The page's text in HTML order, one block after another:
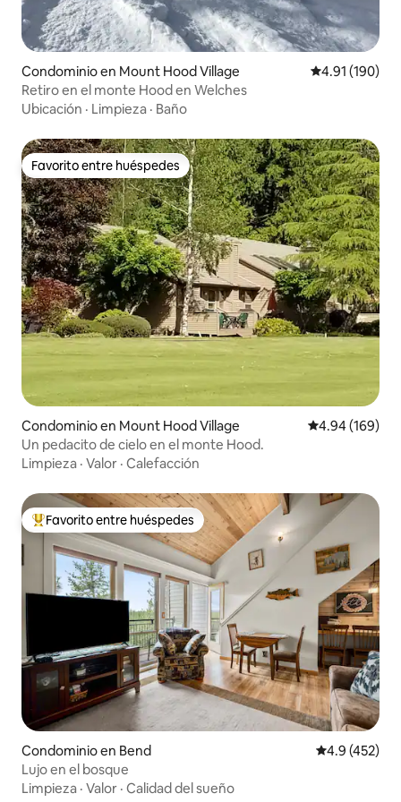
Condominio en Mount Hood Village Calificación
4.91 (190)
Retiro en el monte Hood en Welches
Ubicación · Limpieza · Baño
Favorito entre huéspedes
Favorito entre huéspedes
Condominio en Mount Hood Village Calificación
4.94 (169)
Un pedacito de cielo en el monte Hood.
Limpieza · Valor · Calefacción
De los mejores en Favorito entre huéspedes
Favorito entre huéspedes
Condominio en Bend Calificación
4.9 (452)
Lujo en el bosque
Limpieza · Valor · Calidad del sueño